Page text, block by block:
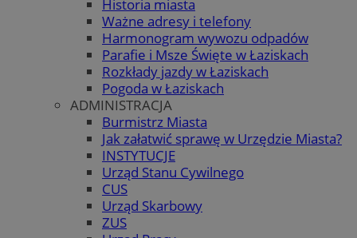
Historia miasta
Ważne adresy i telefony
Harmonogram wywozu odpadów
Parafie i Msze Święte w Łaziskach
Rozkłady jazdy w Łaziskach
Pogoda w Łaziskach
ADMINISTRACJA
Burmistrz Miasta
Jak załatwić sprawę w Urzędzie Miasta?
INSTYTUCJE
Urząd Stanu Cywilnego
CUS
Urząd Skarbowy
ZUS